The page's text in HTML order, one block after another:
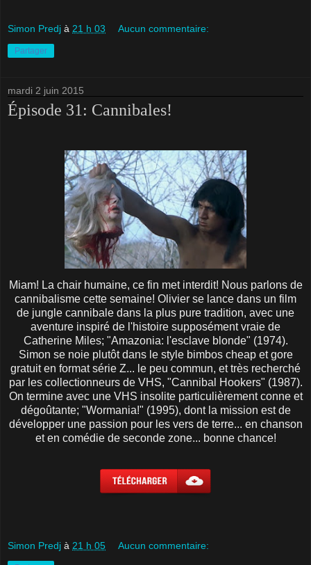
Simon Predj à 21 h 03 Aucun commentaire:
Partager
mardi 2 juin 2015
Épisode 31: Cannibales!
Miam! La chair humaine, ce fin met interdit! Nous parlons de
cannibalisme cette semaine! Olivier se lance dans un film
de jungle cannibale dans la plus pure tradition, avec une
aventure inspiré de l'histoire supposément vraie de
Catherine Miles; "Amazonia: l'esclave blonde" (1974).
Simon se noie plutôt dans le style bimbos cheap et gore
gratuit en format série Z... le peu commun, et très recherché
par les collectionneurs de VHS, "Cannibal Hookers" (1987).
On termine avec une VHS insolite particulièrement conne et
dégoûtante; "Wormania!" (1995), dont la mission est de
développer une passion pour les vers de terre... en chanson
et en comédie de seconde zone... bonne chance!
Simon Predj à 21 h 05 Aucun commentaire: